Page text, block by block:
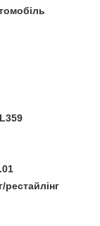
рестайлінг